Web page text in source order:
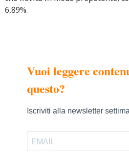
6,89%.